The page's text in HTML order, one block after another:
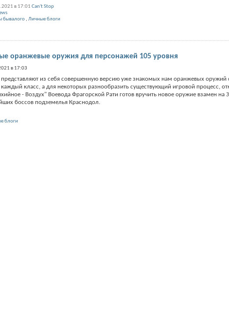
в 17:01 Can't Stop
бывалого , Личные блоги
оранжевые оружия для персонажей 105 уровня
в 17:03
из себя совершенную версию уже знакомых нам оранжевых
класс, а для некоторых разнообразить существующий игровой процесс,
- Воздух" Воевода Фрагорской Рати готов вручить новое оружие взамен
боссов подземелья Краснодол.
блоги